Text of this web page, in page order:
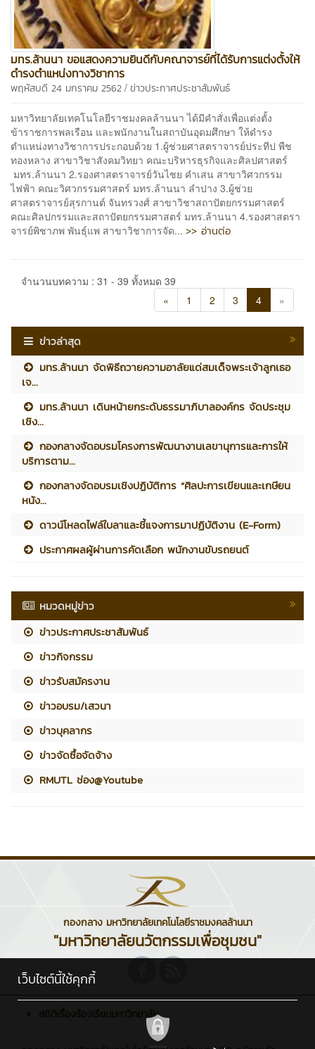
มทร.ล้านนา ขอแสดงความยินดีกับคณาจารย์ที่ได้รับการแต่งตั้งให้
ดำรงตำแหน่งทางวิชาการ
พฤหัสบดี 24 มกราคม 2562 / ข่าวประกาศประชาสัมพันธ์
มหาวิทยาลัยเทคโนโลยีราชมงคลล้านนา ได้มีคำสั่งเพื่อแต่งตั้ง
ข้าราชการพลเรือน และพนักงานในสถาบันอุดมศึกษา ให้ดำรง
ตำแหน่งทางวิชาการประกอบด้วย 1.ผู้ช่วยศาสตราจารย์ประทีป พืช
ทองหลาง สาขาวิชาสังคมวิทยา คณะบริหารธุรกิจและศิลปศาสตร์
มทร.ล้านนา 2.รองศาสตราจารย์วันไชย คำเสน สาขาวิศวกรรม
ไฟฟ้า คณะวิศวกรรมศาสตร์ มทร.ล้านนา ลำปาง 3.ผู้ช่วย
ศาสตราจารย์สุรกานต์ จันทรวงศ์ สาขาวิชาสถาปัตยกรรมศาสตร์
คณะศิลปกรรมและสถาปัตยกรรมศาสตร์ มทร.ล้านนา 4.รองศาสตรา
จารย์พิชาภพ พันธุ์แพ สาขาวิชาการจัด... >> อ่านต่อ
จำนวนบทความ : 31 - 39 ทั้งหมด 39
«
1 2 3 4 »
ข่าวล่าสุด
มทร.ล้านนา จัดพิธีถวายความอาลัยแด่สมเด็จพระเจ้าลูกเธอ
เจ...
มทร.ล้านนา เดินหน้ายกระดับธรรมาภิบาลองค์กร จัดประชุม
เชิง...
กองกลางจัดอบรมโครงการพัฒนางานเลขานุการและการให้
บริการตาม...
กองกลางจัดอบรมเชิงปฏิบัติการ “ศิลปะการเขียนและเกษียน
หนัง...
ดาวน์โหลดไฟล์ใบลาและชี้แจงการมาปฏิบัติงาน (E-Form)
ประกาศผลผู้ผ่านการคัดเลือก พนักงานขับรถยนต์
หมวดหมู่ข่าว
ข่าวประกาศประชาสัมพันธ์
ข่าวกิจกรรม
ข่าวรับสมัครงาน
ข่าวอบรม/เสวนา
ข่าวบุคลากร
ข่าวจัดซื้อจัดจ้าง
RMUTL ช่อง@Youtube
กองกลาง มหาวิทยาลัยเทคโนโลยีราชมงคลล้านนา
"มหาวิทยาลัยนวัตกรรมเพื่อชุมชน"
สถิติเรื่องร้องเรียนมหาวิทยาลัย
เว็บไซต์นี้ใช้คุกกี้